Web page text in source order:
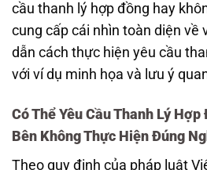
cầu thanh lý hợp đồng hay
cung cấp cái nhìn toàn diện về
dẫn cách thực hiện yêu cầu
với ví dụ minh họa và lưu ý
Có Thể Yêu Cầu Thanh Lý
Bên Không Thực Hiện Đúng
Theo quy định của pháp luật